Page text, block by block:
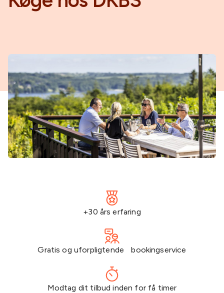
+30 års erfaring
Gratis og uforpligtende bookingservice
Modtag dit tilbud inden for få timer